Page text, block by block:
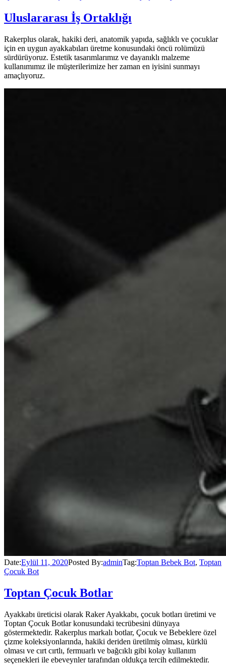
Uluslararası İş Ortaklığı
Rakerplus olarak, hakiki deri, anatomik yapıda, sağlıklı ve çocuklar
için en uygun ayakkabıları üretme konusundaki öncü rolümüzü
sürdürüyoruz. Estetik tasarımlarımız ve dayanıklı malzeme
kullanımımız ile müşterilerimize her zaman en iyisini sunmayı
amaçlıyoruz.
Date:Eylül 11, 2020Posted By:adminTag:Toptan Bebek Bot, Toptan
Çocuk Bot
Toptan Çocuk Botlar
Ayakkabı üreticisi olarak Raker Ayakkabı, çocuk botları üretimi ve
Toptan Çocuk Botlar konusundaki tecrübesini dünyaya
göstermektedir. Rakerplus markalı botlar, Çocuk ve Bebeklere özel
çizme koleksiyonlarında, hakiki deriden üretilmiş olması, kürklü
olması ve cırt cırtlı, fermuarlı ve bağcıklı gibi kolay kullanım
seçenekleri ile ebeveynler tarafından oldukça tercih edilmektedir.